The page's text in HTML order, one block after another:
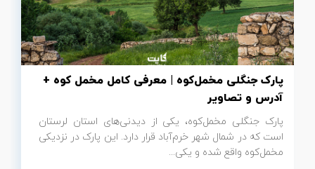
پارک جنگلی مخمل‌کوه | معرفی کامل مخمل کوه +
آدرس و تصاویر
پارک جنگلی مخمل‌کوه، یکی از دیدنی‌های استان لرستان
است که در شمال شهر خرم‌آباد قرار دارد. این پارک در نزدیکی
مخمل‌کوه واقع شده و یکی...
تور سوباتان
تور چابهار
تور مرداب هسل
تور کاشان